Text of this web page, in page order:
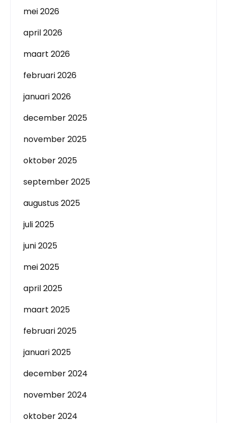
mei 2026
april 2026
maart 2026
februari 2026
januari 2026
december 2025
november 2025
oktober 2025
september 2025
augustus 2025
juli 2025
juni 2025
mei 2025
april 2025
maart 2025
februari 2025
januari 2025
december 2024
november 2024
oktober 2024